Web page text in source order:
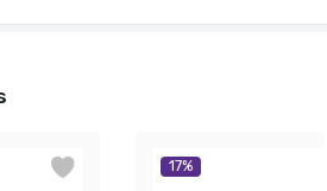
17%